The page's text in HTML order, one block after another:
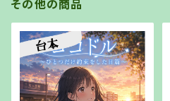
その他の商品